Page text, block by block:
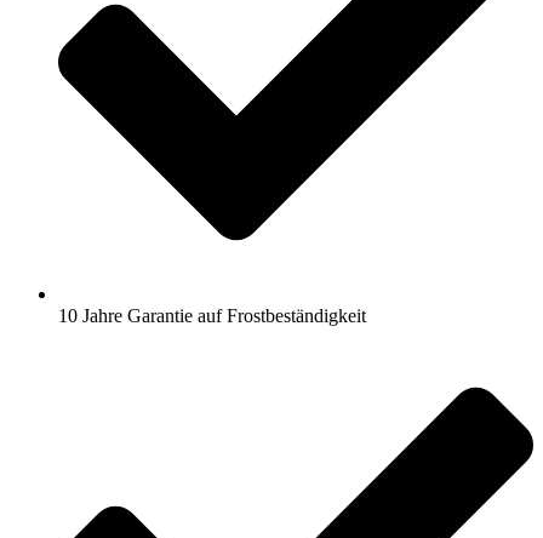
10 Jahre Garantie auf Frostbeständigkeit